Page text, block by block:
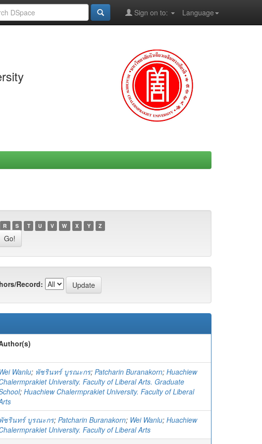
Language
Sign on to:
R S T U V W X Y Z
Record:
Wanlu; พัชรินทร์ บูรณะกร; Patcharin Buranakorn; Huachiew
University. Faculty of Liberal Arts. Graduate
; Huachiew Chalermprakiet University. Faculty of Liberal
พัชรินทร์ บูรณะกร; Patcharin Buranakorn; Wei Wanlu; Huachiew
University. Faculty of Liberal Arts